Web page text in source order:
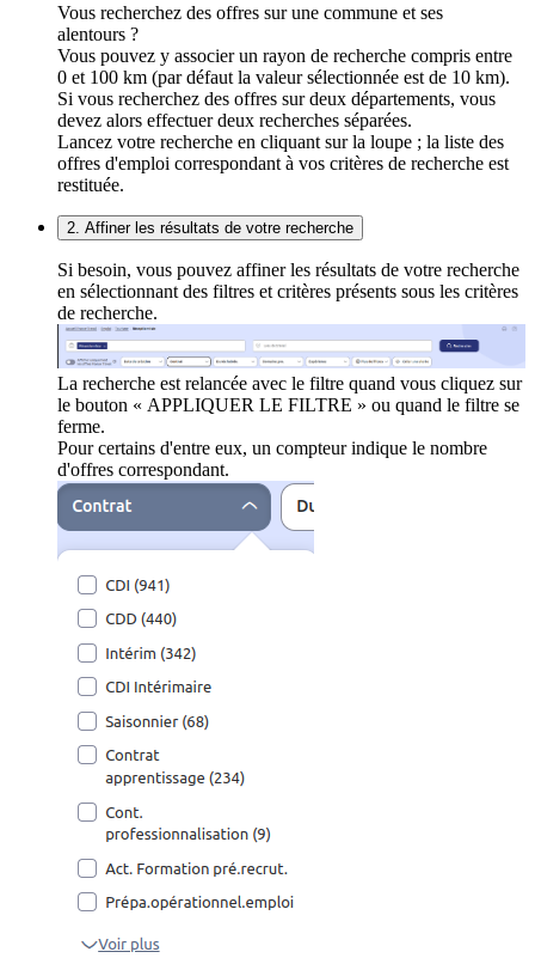
Vous recherchez des offres sur une commune et ses
alentours ?
Vous pouvez y associer un rayon de recherche compris entre
0 et 100 km (par défaut la valeur sélectionnée est de 10 km).
Si vous recherchez des offres sur deux départements, vous
devez alors effectuer deux recherches séparées.
Lancez votre recherche en cliquant sur la loupe ; la liste des
offres d'emploi correspondant à vos critères de recherche est
restituée.
2. Affiner les résultats de votre recherche
Si besoin, vous pouvez affiner les résultats de votre recherche
en sélectionnant des filtres et critères présents sous les critères
de recherche.
La recherche est relancée avec le filtre quand vous cliquez sur
le bouton « APPLIQUER LE FILTRE » ou quand le filtre se
ferme.
Pour certains d'entre eux, un compteur indique le nombre
d'offres correspondant.